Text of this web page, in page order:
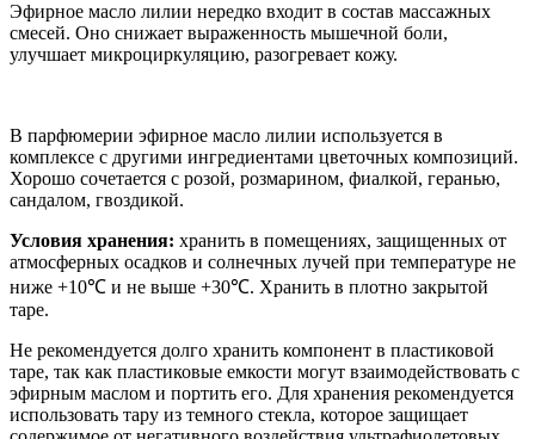
Эфирное масло лилии нередко входит в состав массажных
смесей. Оно снижает выраженность мышечной боли,
улучшает микроциркуляцию, разогревает кожу.
В парфюмерии эфирное масло лилии используется в
комплексе с другими ингредиентами цветочных композиций.
Хорошо сочетается с розой, розмарином, фиалкой, геранью,
сандалом, гвоздикой.
Условия хранения: хранить в помещениях, защищенных от
атмосферных осадков и солнечных лучей при температуре не
ниже +10℃ и не выше +30℃. Хранить в плотно закрытой
таре.
Не рекомендуется долго хранить компонент в пластиковой
таре, так как пластиковые емкости могут взаимодействовать с
эфирным маслом и портить его. Для хранения рекомендуется
использовать тару из темного стекла, которое защищает